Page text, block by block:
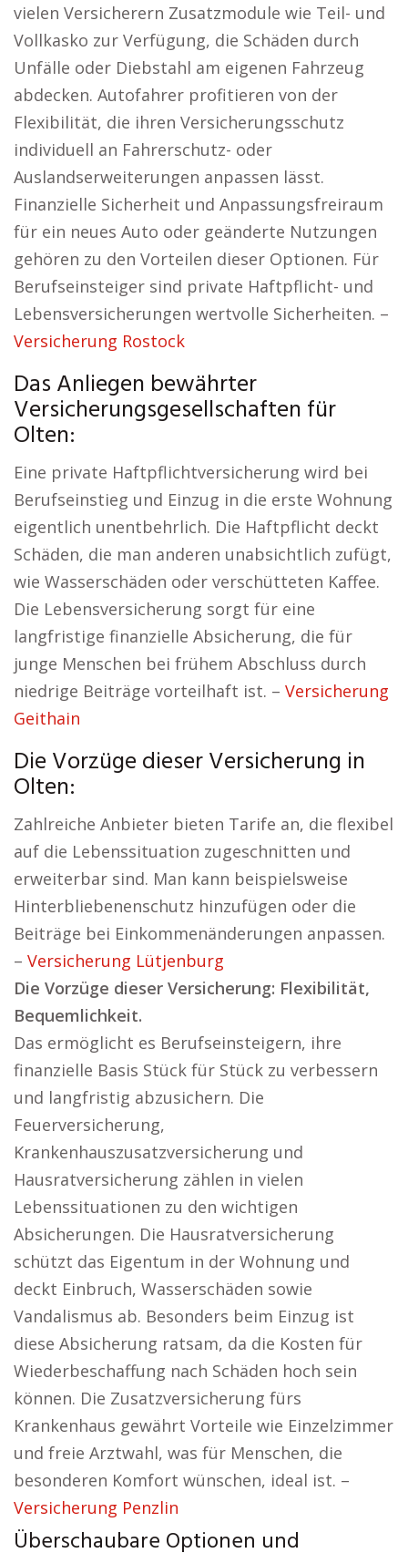
vielen Versicherern Zusatzmodule wie Teil- und
Vollkasko zur Verfügung, die Schäden durch
Unfälle oder Diebstahl am eigenen Fahrzeug
abdecken. Autofahrer profitieren von der
Flexibilität, die ihren Versicherungsschutz
individuell an Fahrerschutz- oder
Auslandserweiterungen anpassen lässt.
Finanzielle Sicherheit und Anpassungsfreiraum
für ein neues Auto oder geänderte Nutzungen
gehören zu den Vorteilen dieser Optionen. Für
Berufseinsteiger sind private Haftpflicht- und
Lebensversicherungen wertvolle Sicherheiten. –
Versicherung Rostock
Das Anliegen bewährter
Versicherungsgesellschaften für
Olten:
Eine private Haftpflichtversicherung wird bei
Berufseinstieg und Einzug in die erste Wohnung
eigentlich unentbehrlich. Die Haftpflicht deckt
Schäden, die man anderen unabsichtlich zufügt,
wie Wasserschäden oder verschütteten Kaffee.
Die Lebensversicherung sorgt für eine
langfristige finanzielle Absicherung, die für
junge Menschen bei frühem Abschluss durch
niedrige Beiträge vorteilhaft ist. – Versicherung
Geithain
Die Vorzüge dieser Versicherung in
Olten:
Zahlreiche Anbieter bieten Tarife an, die flexibel
auf die Lebenssituation zugeschnitten und
erweiterbar sind. Man kann beispielsweise
Hinterbliebenenschutz hinzufügen oder die
Beiträge bei Einkommenänderungen anpassen.
– Versicherung Lütjenburg
Die Vorzüge dieser Versicherung: Flexibilität,
Bequemlichkeit.
Das ermöglicht es Berufseinsteigern, ihre
finanzielle Basis Stück für Stück zu verbessern
und langfristig abzusichern. Die
Feuerversicherung,
Krankenhauszusatzversicherung und
Hausratversicherung zählen in vielen
Lebenssituationen zu den wichtigen
Absicherungen. Die Hausratversicherung
schützt das Eigentum in der Wohnung und
deckt Einbruch, Wasserschäden sowie
Vandalismus ab. Besonders beim Einzug ist
diese Absicherung ratsam, da die Kosten für
Wiederbeschaffung nach Schäden hoch sein
können. Die Zusatzversicherung fürs
Krankenhaus gewährt Vorteile wie Einzelzimmer
und freie Arztwahl, was für Menschen, die
besonderen Komfort wünschen, ideal ist. –
Versicherung Penzlin
Überschaubare Optionen und